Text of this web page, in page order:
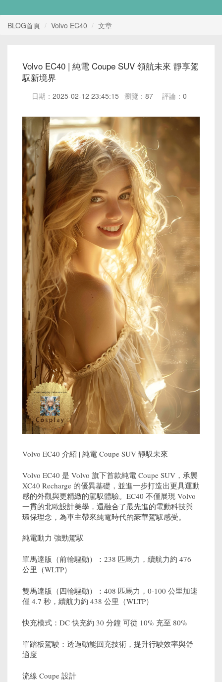
BLOG首頁 Volvo EC40 文章
Volvo EC40 | 純電 Coupe SUV 領航未來 靜享駕
馭新境界
日期： 2025-02-12 23:45:15 瀏覽： 87 評論： 0
Volvo EC40 介紹 | 純電 Coupe SUV 靜馭未來
Volvo EC40 是 Volvo 旗下首款純電 Coupe SUV，承襲
XC40 Recharge 的優異基礎，並進一步打造出更具運動
感的外觀與更精緻的駕馭體驗。EC40 不僅展現 Volvo
一貫的北歐設計美學，還融合了最先進的電動科技與
環保理念，為車主帶來純電時代的豪華駕馭感受。
純電動力 強勁駕馭
單馬達版（前輪驅動）：238 匹馬力，續航力約 476
公里（WLTP）
雙馬達版（四輪驅動）：408 匹馬力，0-100 公里加速
僅 4.7 秒，續航力約 438 公里（WLTP）
快充模式：DC 快充約 30 分鐘 可從 10% 充至 80%
單踏板駕駛：透過動能回充技術，提升行駛效率與舒
適度
流線 Coupe 設計